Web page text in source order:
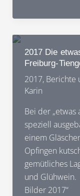
etwas
andere
Musikverein
Freiburg-
Tiengen
2017 Die
Freiburg-
2017, Berichte
Karin
Bei der
speziell
einem
Opfingen
gemütliches
und Glühwein.
Bilder 2017“